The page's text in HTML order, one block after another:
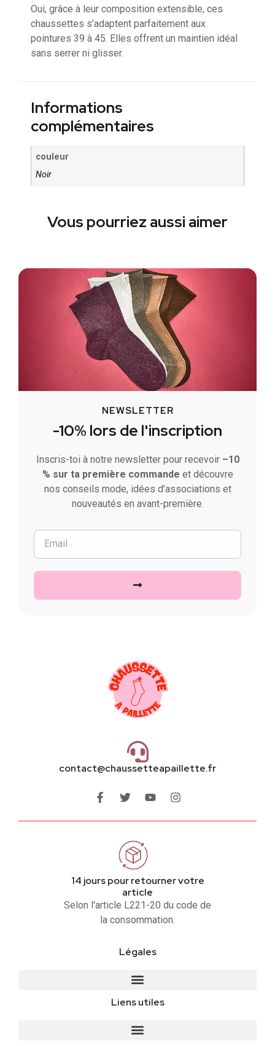
Oui, grâce à leur composition extensible, ces
chaussettes s’adaptent parfaitement aux
pointures 39 à 45. Elles offrent un maintien idéal
sans serrer ni glisser.
Informations
complémentaires
couleur
Noir
Vous pourriez aussi aimer
NEWSLETTER
-10% lors de l'inscription
Inscris-toi à notre newsletter pour recevoir –10
% sur ta première commande et découvre
nos conseils mode, idées d’associations et
nouveautés en avant-première.
contact@chaussetteapaillette.fr
14 jours pour retourner votre
article
Selon l'article L221-20 du code de
la consommation.
Légales
Liens utiles